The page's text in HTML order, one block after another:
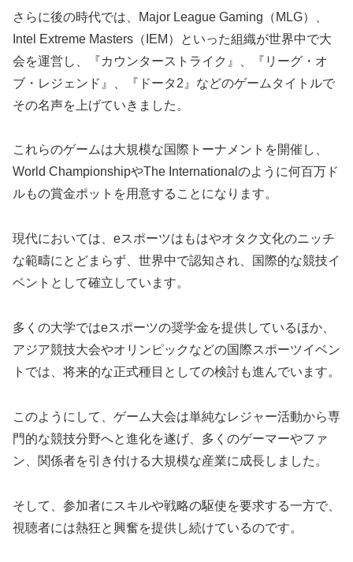
さらに後の時代では、Major League Gaming（MLG）、
Intel Extreme Masters（IEM）といった組織が世界中で大
会を運営し、『カウンターストライク』、『リーグ・オ
ブ・レジェンド』、『ドータ2』などのゲームタイトルで
その名声を上げていきました。
これらのゲームは大規模な国際トーナメントを開催し、
World ChampionshipやThe Internationalのように何百万ド
ルもの賞金ポットを用意することになります。
現代においては、eスポーツはもはやオタク文化のニッチ
な範疇にとどまらず、世界中で認知され、国際的な競技イ
ベントとして確立しています。
多くの大学ではeスポーツの奨学金を提供しているほか、
アジア競技大会やオリンピックなどの国際スポーツイベン
トでは、将来的な正式種目としての検討も進んでいます。
このようにして、ゲーム大会は単純なレジャー活動から専
門的な競技分野へと進化を遂げ、多くのゲーマーやファ
ン、関係者を引き付ける大規模な産業に成長しました。
そして、参加者にスキルや戦略の駆使を要求する一方で、
視聴者には熱狂と興奮を提供し続けているのです。